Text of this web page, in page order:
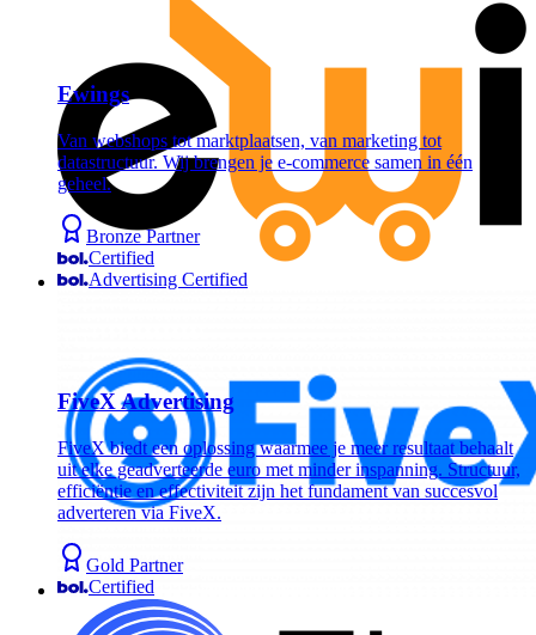
Ewings
Van webshops tot marktplaatsen, van marketing tot
datastructuur. Wij brengen je e-commerce samen in één
geheel.
Bronze Partner
Certified
Advertising Certified
FiveX Advertising
FiveX biedt een oplossing waarmee je meer resultaat behaalt
uit elke geadverteerde euro met minder inspanning. Structuur,
efficiëntie en effectiviteit zijn het fundament van succesvol
adverteren via FiveX.
Gold Partner
Certified